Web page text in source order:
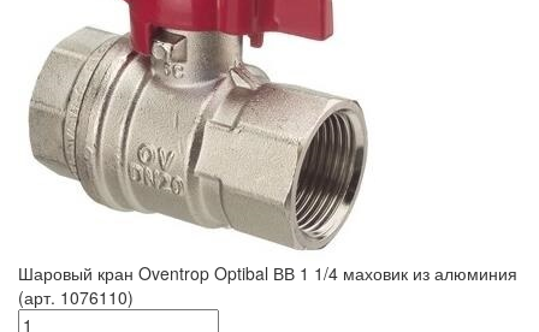
Шаровый кран Oventrop Optibal ВВ 1 1/4 маховик из алюминия
(арт. 1076110)